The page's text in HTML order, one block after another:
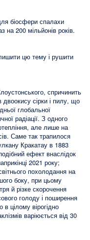
біосфери спалахи
на 200 мільйонів років.
цю тему і рушити
спричинить
сірки і пилу, що
глобальної
радіації. З одного
але лише на
Саме так трапилося
Кракатау в 1883
ефект внаслідок
2021 року;
похолодання на
боку, при цьому
й різке скорочення
голоду і поширення
цілому вірогідно
варіюється від 30